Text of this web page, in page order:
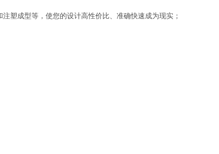
塑成型等，使您的设计高性价比、准确快速成为现实；